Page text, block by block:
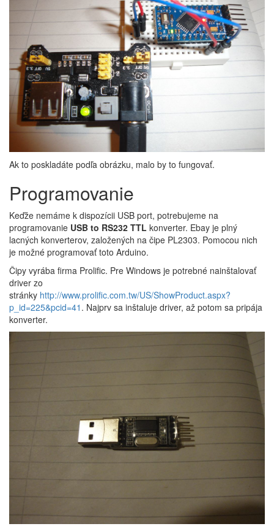
Ak to poskladáte podľa obrázku, malo by to fungovať.
Programovanie
Keďže nemáme k dispozícii USB port, potrebujeme na
programovanie USB to RS232 TTL konverter. Ebay je plný
lacných konverterov, založených na čipe PL2303. Pomocou nich
je možné programovať toto Arduino.
Čipy vyrába firma Prolific. Pre Windows je potrebné nainštalovať
driver zo
stránky http://www.prolific.com.tw/US/ShowProduct.aspx?
p_id=225&pcid=41 . Najprv sa inštaluje driver, až potom sa pripája
konverter.